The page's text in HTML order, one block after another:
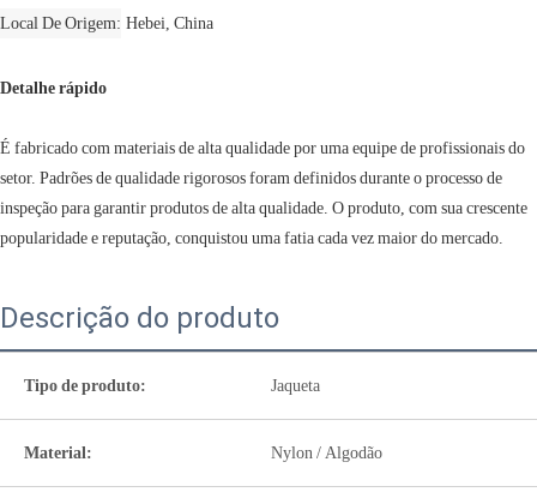
Local De Origem Hebei, China
Detalhe rápido
É fabricado com materiais de alta qualidade por uma equipe de profissionais do
setor. Padrões de qualidade rigorosos foram definidos durante o processo de
inspeção para garantir produtos de alta qualidade. O produto, com sua crescente
popularidade e reputação, conquistou uma fatia cada vez maior do mercado.
Descrição do produto
Tipo de produto: Jaqueta
Material: Nylon / Algodão